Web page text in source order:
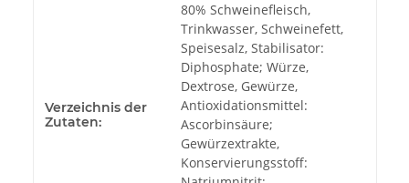
Verzeichnis der
Zutaten:
80% Schweinefleisch,
Trinkwasser, Schweinefett,
Speisesalz, Stabilisator:
Diphosphate; Würze,
Dextrose, Gewürze,
Antioxidationsmittel:
Ascorbinsäure;
Gewürzextrakte,
Konservierungsstoff: